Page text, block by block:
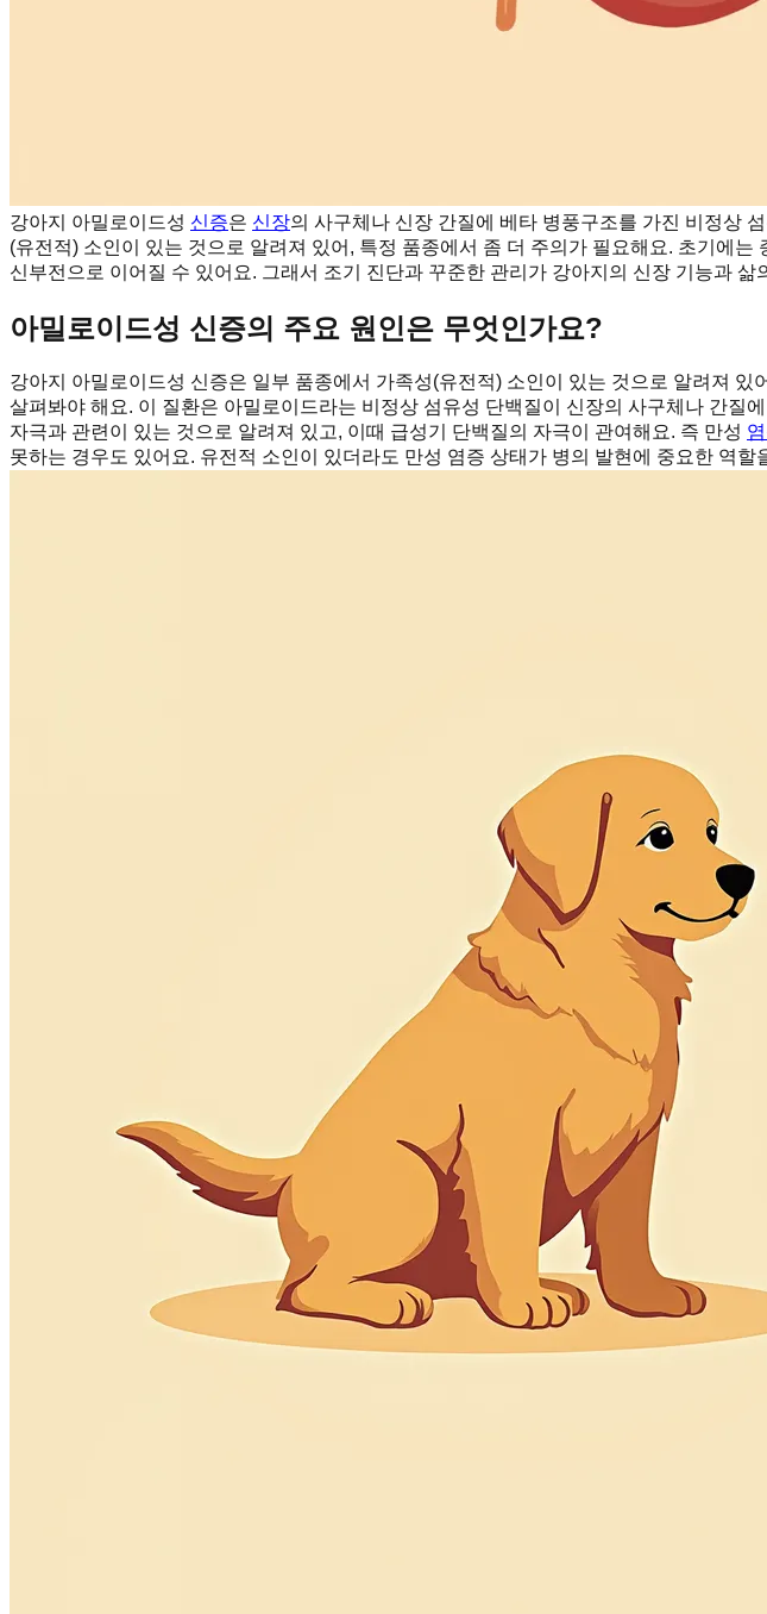
강아지 아밀로이드성 신증은 신장의 사구체나 신장 간질에 베타 병풍구조를 가진 비정상
(유전적) 소인이 있는 것으로 알려져 있어, 특정 품종에서 좀 더 주의가 필요해요. 초기에
신부전으로 이어질 수 있어요. 그래서 조기 진단과 꾸준한 관리가 강아지의 신장 기능과 삶
아밀로이드성 신증의 주요 원인은 무엇인가요?
강아지 아밀로이드성 신증은 일부 품종에서 가족성(유전적) 소인이 있는 것으로 알려져
살펴봐야 해요. 이 질환은 아밀로이드라는 비정상 섬유성 단백질이 신장의 사구체나 간질
자극과 관련이 있는 것으로 알려져 있고, 이때 급성기 단백질의 자극이 관여해요. 즉 만성
못하는 경우도 있어요. 유전적 소인이 있더라도 만성 염증 상태가 병의 발현에 중요한 역할